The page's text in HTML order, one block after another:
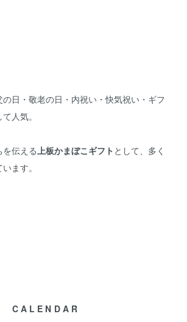
日・敬老の日・内祝い・快気祝い・ギフ
人気。
伝える 上板かまぼこギフト として、多く
ます。
CALENDAR